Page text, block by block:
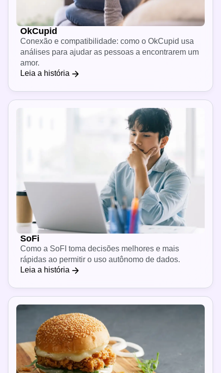
OkCupid
Conexão e compatibilidade: como o OkCupid usa
análises para ajudar as pessoas a encontrarem um
amor.
Leia a história
SoFi
Como a SoFI toma decisões melhores e mais
rápidas ao permitir o uso autônomo de dados.
Leia a história